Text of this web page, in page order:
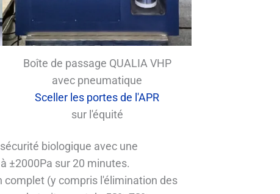
Boîte de passage QUALIA VHP
avec pneumatique
Sceller les portes de l'APR
sur l'équité
biologique avec une
±2000Pa sur 20 minutes.
complet (y compris l'élimination des